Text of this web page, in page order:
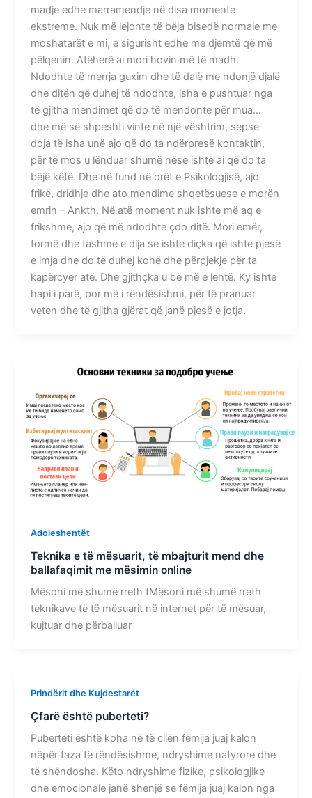
madje edhe marramendje në disa momente
ekstreme. Nuk më lejonte të bëja bisedë normale me
moshatarët e mi, e sigurisht edhe me djemtë që më
pëlqenin. Atëherë ai mori hovin më të madh.
Ndodhte të merrja guxim dhe të dalë me ndonjë djalë
dhe ditën që duhej të ndodhte, isha e pushtuar nga
të gjitha mendimet që do të mendonte për mua…
dhe më së shpeshti vinte në një vështrim, sepse
doja të isha unë ajo që do ta ndërpresë kontaktin,
për të mos u lënduar shumë nëse ishte ai që do ta
bëjë këtë. Dhe në fund në orët e Psikologjisë, ajo
frikë, dridhje dhe ato mendime shqetësuese e morën
emrin – Ankth. Në atë moment nuk ishte më aq e
frikshme, ajo që më ndodhte çdo ditë. Mori emër,
formë dhe tashmë e dija se ishte diçka që ishte pjesë
e imja dhe do të duhej kohë dhe përpjekje për ta
kapërcyer atë. Dhe gjithçka u bë më e lehtë. Ky ishte
hapi i parë, por më i rëndësishmi, për të pranuar
veten dhe të gjitha gjërat që janë pjesë e jotja.
Adoleshentët
Teknika e të mësuarit, të mbajturit mend dhe
ballafaqimit me mësimin online
Mësoni më shumë rreth tMësoni më shumë rreth
teknikave të të mësuarit në internet për të mësuar,
kujtuar dhe përballuar
Prindërit dhe Kujdestarët
Çfarë është puberteti?
Puberteti është koha në të cilën fëmija juaj kalon
nëpër faza të rëndësishme, ndryshime natyrore dhe
të shëndosha. Këto ndryshime fizike, psikologjike
dhe emocionale janë shenjë se fëmija juaj kalon nga